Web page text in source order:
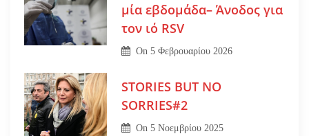
μία εβδομάδα– Άνοδος για
τον ιό RSV
On5 Φεβρουαρίου 2026
STORIES BUT NO
SORRIES#2
On5 Νοεμβρίου 2025